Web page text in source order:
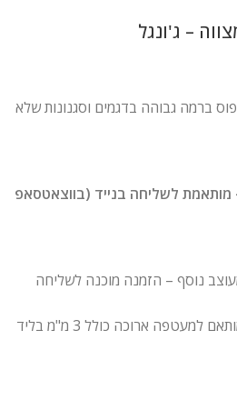
– ג'ונגל
ברמה גבוהה בדגמים וסגנונות שלא
לשליחה בנייד (בווצאטסאפ
נוסף – הזמנה מוכנה לשליחה
גודל ההזמנה – 10/20 ס"מ, מותאם למעטפה ארוכה כולל 3 מ"מ בליד